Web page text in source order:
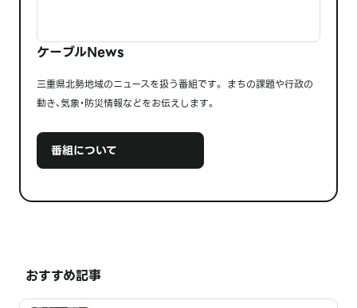
ケーブルNews
三重県北勢地域のニュースを扱う番組です。 まちの課題や行政の
動き、気象・防災情報などをお伝えします。
番組について
おすすめ記事